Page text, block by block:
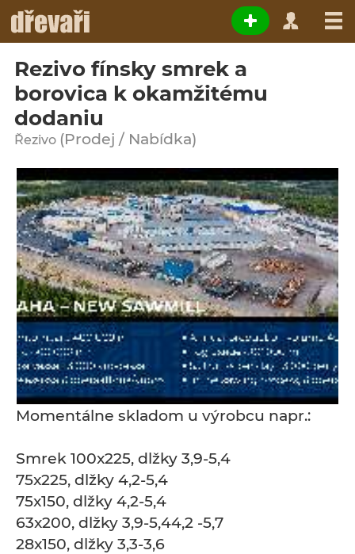
Rezivo fínsky smrek a
borovica k okamžitému
dodaniu
Řezivo (Prodej / Nabídka)
Momentálne skladom u výrobcu napr.:
Smrek 100x225, dlžky 3,9-5,4
75x225, dlžky 4,2-5,4
75x150, dlžky 4,2-5,4
63x200, dlžky 3,9-5,44,2 -5,7
28x150, dlžky 3,3-3,6